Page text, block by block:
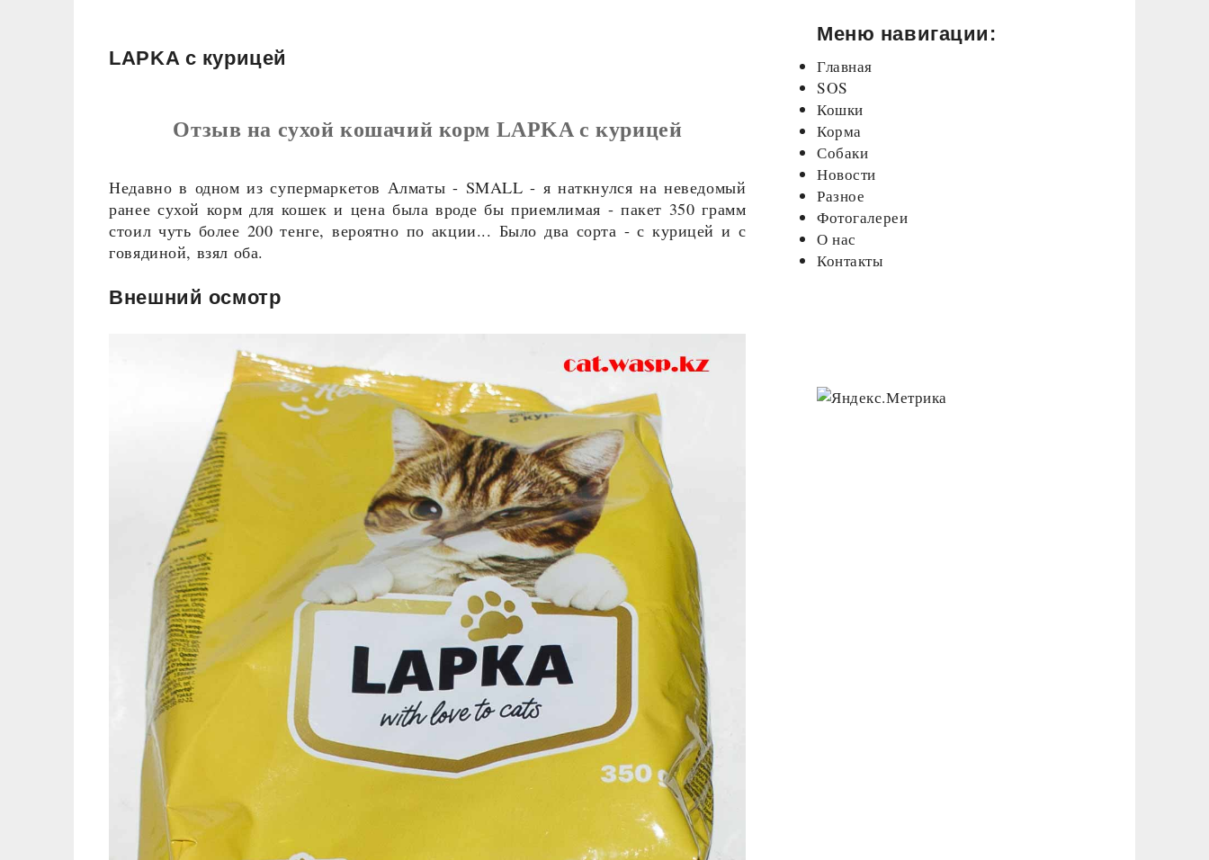
LAPKA с курицей
Отзыв на сухой кошачий корм LAPKA с курицей
Недавно в одном из супермаркетов Алматы - SMALL - я наткнулся на неведомый
ранее сухой корм для кошек и цена была вроде бы приемлимая - пакет 350 грамм
стоил чуть более 200 тенге, вероятно по акции... Было два сорта - с курицей и с
говядиной, взял оба.
Внешний осмотр
Меню навигации:
Главная
SOS
Кошки
Корма
Собаки
Новости
Разное
Фотогалереи
О нас
Контакты